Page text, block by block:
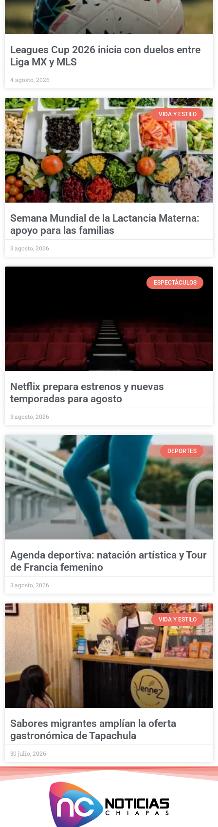
Leagues Cup 2026 inicia con duelos entre
Liga MX y MLS
4 agosto, 2026
VIDA Y ESTILO
Semana Mundial de la Lactancia Materna:
apoyo para las familias
3 agosto, 2026
ESPECTÁCULOS
Netflix prepara estrenos y nuevas
temporadas para agosto
3 agosto, 2026
DEPORTES
Agenda deportiva: natación artística y Tour
de Francia femenino
3 agosto, 2026
VIDA Y ESTILO
Sabores migrantes amplían la oferta
gastronómica de Tapachula
30 julio, 2026